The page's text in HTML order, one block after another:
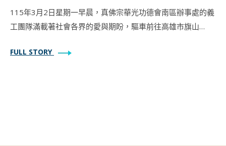
​115年3月2日星期一早晨，真佛宗華光功德會南區辦事處的義
工團隊滿載著社會各界的愛與期盼，驅車前往高雄市旗山…
FULL STORY